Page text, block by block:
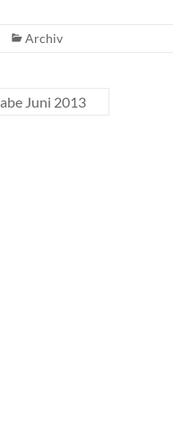
Archiv
Juni 2013